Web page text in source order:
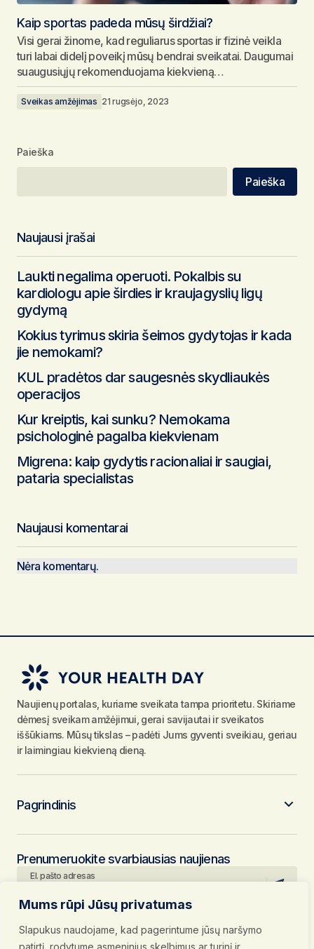
Mums rūpi Jūsų privatumas
Slapukus naudojame, kad pagerintume jūsų naršymo
patirtį, rodytume asmeninius skelbimus ar turinį ir
Kaip sportas padeda mūsų širdžiai?
Visi gerai žinome, kad reguliarus sportas ir fizinė veikla
turi labai didelį poveikį mūsų bendrai sveikatai. Daugumai
suaugusiųjų rekomenduojama kiekvieną…
Sveikas amžėjimas 21 rugsėjo, 2023
Paieška
Paieška
Naujausi įrašai
Laukti negalima operuoti. Pokalbis su
kardiologu apie širdies ir kraujagyslių ligų
gydymą
Kokius tyrimus skiria šeimos gydytojas ir kada
jie nemokami?
KUL pradėtos dar saugesnės skydliaukės
operacijos
Kur kreiptis, kai sunku? Nemokama
psichologinė pagalba kiekvienam
Migrena: kaip gydytis racionaliai ir saugiai,
pataria specialistas
Naujausi komentarai
Nėra komentarų.
Naujienų portalas, kuriame sveikata tampa prioritetu. Skiriame
dėmesį sveikam amžėjimui, gerai savijautai ir sveikatos
iššūkiams. Mūsų tikslas – padėti Jums gyventi sveikiau, geriau
ir laimingiau kiekvieną dieną.
Pagrindinis
Prenumeruokite svarbiausias naujienas
El. pašto adresas
Paspausdami mygtuką „Prenumeruoti“, jūs patvirtinate, kad
bei sutinkate su jomis.
Sekite mus socialiniuose tinkluose